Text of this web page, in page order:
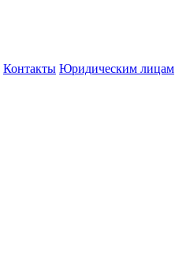
Контакты Юридическим лицам